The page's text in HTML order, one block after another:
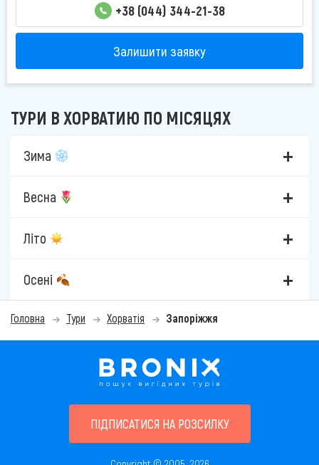
+38 (044) 344-21-38
Залишити заявку
ТУРИ В ХОРВАТИЮ ПО МІСЯЦЯХ
Зима
Весна
Літо
Осені
Головна Тури Хорватія Запоріжжя
ПІДПИСАТИСЯ НА РОЗСИЛКУ